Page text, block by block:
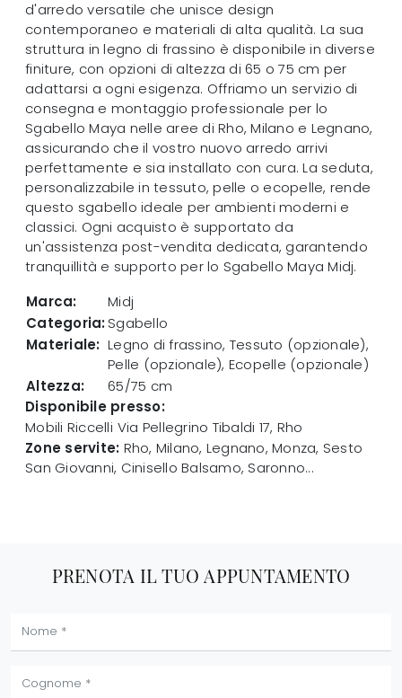
d'arredo versatile che unisce design
contemporaneo e materiali di alta qualità. La sua
struttura in legno di frassino è disponibile in diverse
finiture, con opzioni di altezza di 65 o 75 cm per
adattarsi a ogni esigenza. Offriamo un servizio di
consegna e montaggio professionale per lo
Sgabello Maya nelle aree di Rho, Milano e Legnano,
assicurando che il vostro nuovo arredo arrivi
perfettamente e sia installato con cura. La seduta,
personalizzabile in tessuto, pelle o ecopelle, rende
questo sgabello ideale per ambienti moderni e
classici. Ogni acquisto è supportato da
un'assistenza post-vendita dedicata, garantendo
tranquillità e supporto per lo Sgabello Maya Midj.
Marca:
Midj
Categoria:Sgabello
Materiale: Legno di frassino, Tessuto (opzionale),
Pelle (opzionale), Ecopelle (opzionale)
Altezza:
65/75 cm
Disponibile presso:
Mobili Riccelli Via Pellegrino Tibaldi 17, Rho
Zone servite: Rho, Milano, Legnano, Monza, Sesto
San Giovanni, Cinisello Balsamo, Saronno...
PRENOTA IL TUO APPUNTAMENTO